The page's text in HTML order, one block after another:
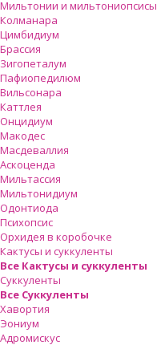
Мильтонии и мильтониопсисы
Колманара
Цимбидиум
Брассия
Зигопеталум
Пафиопедилюм
Вильсонара
Каттлея
Онцидиум
Макодес
Масдеваллия
Аскоценда
Мильтассия
Мильтонидиум
Одонтиода
Психопсис
Орхидея в коробочке
Кактусы и суккуленты
Все Кактусы и суккуленты
Суккуленты
Все Суккуленты
Хавортия
Эониум
Адромискус